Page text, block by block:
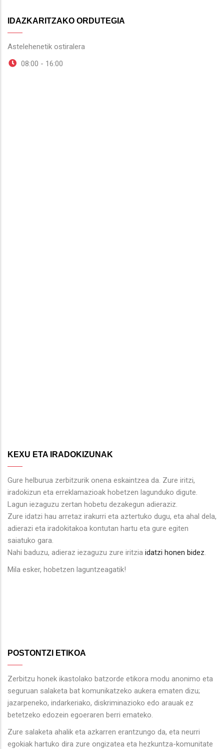
IDAZKARITZAKO ORDUTEGIA
Astelehenetik ostiralera
08:00 - 16:00
KEXU ETA IRADOKIZUNAK
Gure helburua zerbitzurik onena eskaintzea da. Zure iritzi,
iradokizun eta erreklamazioak hobetzen lagunduko digute.
Lagun iezaguzu zertan hobetu dezakegun adieraziz.
Zure idatzi hau arretaz irakurri eta aztertuko dugu, eta ahal dela,
adierazi eta iradokitakoa kontutan hartu eta gure egiten
saiatuko gara.
Nahi baduzu, adieraz iezaguzu zure iritzia idatzi honen bidez.
Mila esker, hobetzen laguntzeagatik!
POSTONTZI ETIKOA
Zerbitzu honek ikastolako batzorde etikora modu anonimo eta
seguruan salaketa bat komunikatzeko aukera ematen dizu;
jazarpeneko, indarkeriako, diskriminazioko edo arauak ez
betetzeko edozein egoeraren berri emateko.
Zure salaketa ahalik eta azkarren erantzungo da, eta neurri
egokiak hartuko dira zure ongizatea eta hezkuntza-komunitate